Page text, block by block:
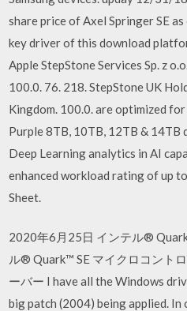
share price of Axel Springer SE
key driver of this download
Apple StepStone Services Sp. z
100.0. 76. 218. StepStone UK
Kingdom. 100.0. are optimized
Purple 8TB, 10TB, 12TB & 14TB
Deep Learning analytics in AI
enhanced workload rating of up
Sheet.
2020年6月25日 インテル®
ル® Quark™ SE マイクロコント
ーバー I have all the Windows
big patch (2004) being applied.